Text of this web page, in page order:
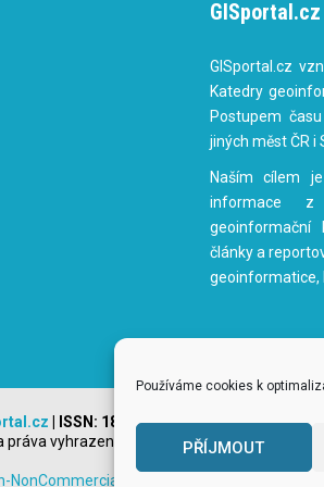
Používáme cookies k
PŘÍJMOUT
GISportal.cz
GISportal.cz
Katedry
Postupem
jiných měst ČR i
Naším cílem
informace z
geoinformační
články a
geoinformatice,
| ISSN: 1804-8498
práva vyhrazena |
ShareAlike 3.0 Unported